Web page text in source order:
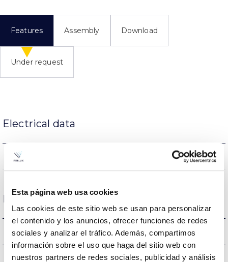
Esta página web usa cookies
Las cookies de este sitio web se usan para personalizar
el contenido y los anuncios, ofrecer funciones de redes
sociales y analizar el tráfico. Además, compartimos
información sobre el uso que haga del sitio web con
nuestros partners de redes sociales, publicidad y análisis
Features Assembly Download
Under request
Electrical data
NO
Dimensions and Mounting
Linkable NO